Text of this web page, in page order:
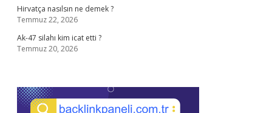
Hirvatça nasılsın ne demek ?
Temmuz 22, 2026
Ak-47 silahı kim icat etti ?
Temmuz 20, 2026